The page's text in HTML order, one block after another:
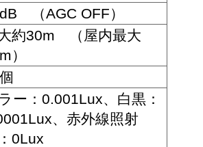
（AGC OFF）
約30m （屋内最大
）
ー：0.001Lux、白黒：
、赤外線照射
0Lux